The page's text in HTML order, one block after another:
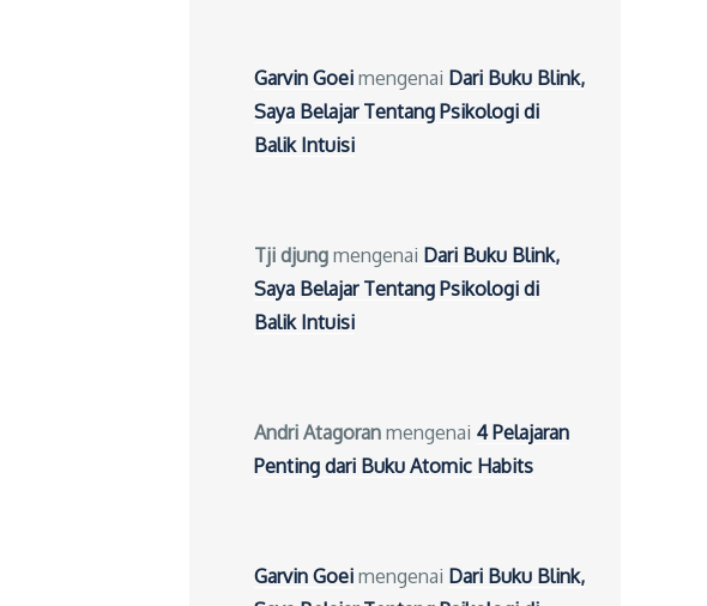
Garvin Goei mengenai Dari Buku Blink,
Saya Belajar Tentang Psikologi di
Balik Intuisi
Tji djung mengenai Dari Buku Blink,
Saya Belajar Tentang Psikologi di
Balik Intuisi
Andri Atagoran mengenai 4 Pelajaran
Penting dari Buku Atomic Habits
Garvin Goei mengenai Dari Buku Blink,